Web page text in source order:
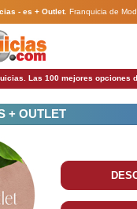
- es + Outlet. Franquicia de
Las 100 mejores opciones
+ OUTLET